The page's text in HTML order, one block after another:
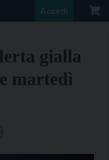
Accedi
gialla
martedì